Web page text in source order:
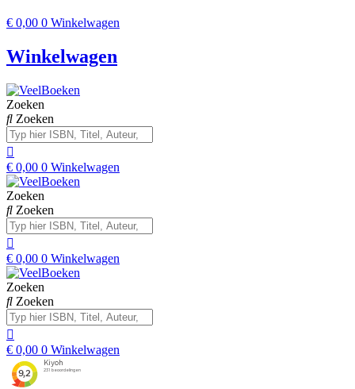
€ 0,00 0 Winkelwagen
Winkelwagen
Zoeken
Zoeken
€ 0,00 0 Winkelwagen
Zoeken
Zoeken
€ 0,00 0 Winkelwagen
Zoeken
Zoeken
€ 0,00 0 Winkelwagen